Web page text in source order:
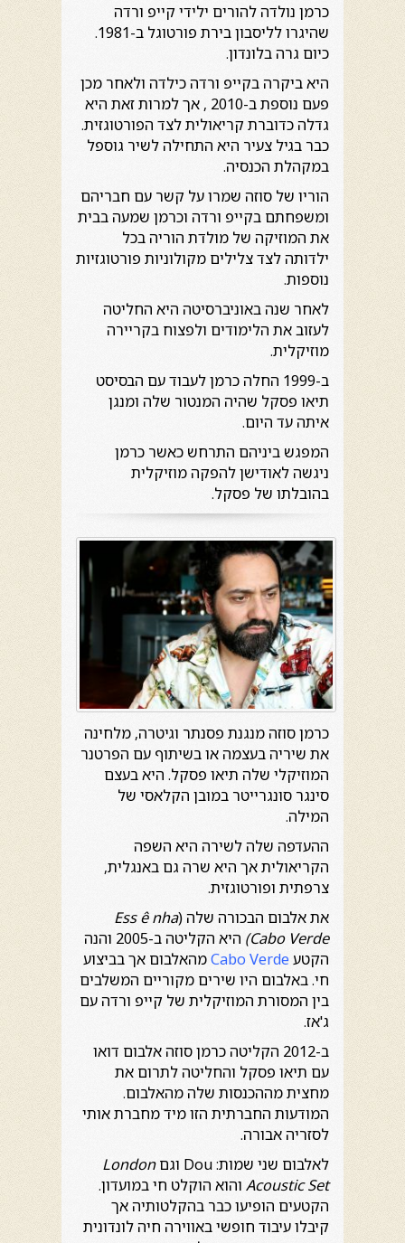
כרמן נולדה להורים ילידי קייפ ורדה
שהיגרו לליסבון בירת פורטוגל ב-1981.
כיום גרה בלונדון.
היא ביקרה בקייפ ורדה כילדה ולאחר מכן
פעם נוספת ב-2010 , אך למרות זאת היא
גדלה כדוברת קריאולית לצד הפורטוגזית.
כבר בגיל צעיר היא התחילה לשיר גוספל
במקהלת הכנסיה.
הוריו של סוזה שמרו על קשר עם חבריהם
ומשפחתם בקייפ ורדה וכרמן שמעה בבית
את המוזיקה של מולדת הוריה בכל
ילדותה לצד צלילים מקולוניות פורטוגזיות
נוספות.
לאחר שנה באוניברסיטה היא החליטה
לעזוב את הלימודים ולפצוח בקריירה
מוזיקלית.
ב-1999 החלה כרמן לעבוד עם הבסיסט
תיאו פסקל שהיה המנטור שלה ומנגן
איתה עד היום.
המפגש ביניהם התרחש כאשר כרמן
ניגשה לאודישן להפקה מוזיקלית
בהובלתו של פסקל.
כרמן סוזה מנגנת פסנתר וגיטרה, מלחינה
את שיריה בעצמה או בשיתוף עם הפרטנר
המוזיקלי שלה תיאו פסקל. היא בעצם
סינגר סונגרייטר במובן הקלאסי של
המילה.
ההעדפה שלה לשירה היא השפה
הקריאולית אך היא שרה גם באנגלית,
צרפתית ופורטוגזית.
את אלבום הבכורה שלה (Ess ê nha
Cabo Verde
)
היא הקליטה ב-2005 והנה
הקטעCabo Verdeמהאלבום אך בביצוע
חי. באלבום היו שירים מקוריים המשלבים
בין המסורת המוזיקלית של קייפ ורדה עם
ג'אז.
ב-2012 הקליטה כרמן סוזה אלבום דואו
עם תיאו פסקל והחליטה לתרום את
מחצית מההכנסות שלה מהאלבום.
המודעות החברתית הזו מיד מחברת אותי
לסזריה אבורה.
לאלבום שני שמות: Dou וגם
London
Acoustic Set והוא הוקלט חי במועדון.
הקטעים הופיעו כבר בהקלטותיה אך
קיבלו עיבוד חופשי באווירה חיה לונדונית